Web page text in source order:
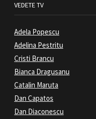
VEDETE TV
Adela Popescu
Adelina Pestritu
Cristi Brancu
Bianca Dragusanu
Catalin Maruta
Dan Capatos
Dan Diaconescu